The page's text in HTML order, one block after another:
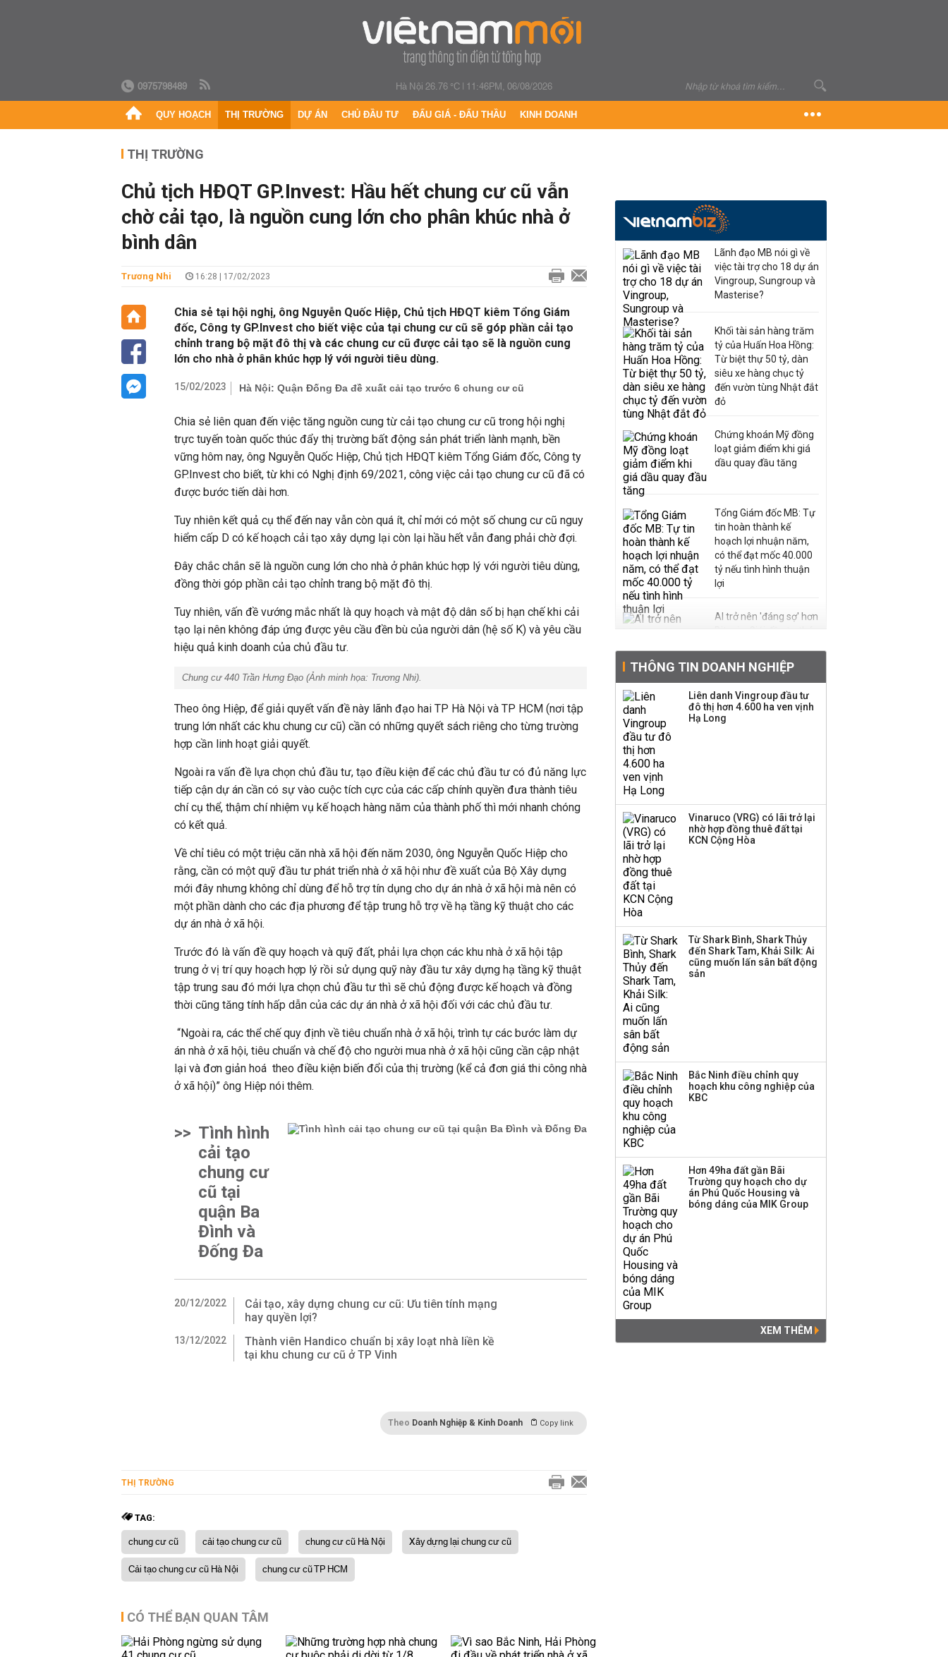
0975798489 Hà Nội 26.76 °C| 11:46PM, 06/08/2026
QUY HOẠCH THỊ TRƯỜNG DỰ ÁN CHỦ ĐẦU TƯ ĐẤU GIÁ - ĐẤU THẦU KINH DOANH
THỊ TRƯỜNG
Chủ tịch HĐQT GP.Invest: Hầu hết chung cư cũ vẫn
chờ cải tạo, là nguồn cung lớn cho phân khúc nhà ở
bình dân
Trương Nhi 16:28 | 17/02/2023
Chia sẻ tại hội nghị, ông Nguyễn Quốc Hiệp, Chủ tịch HĐQT kiêm Tổng Giám
đốc, Công ty GP.Invest cho biết việc của tại chung cư cũ sẽ góp phần cải tạo
chỉnh trang bộ mặt đô thị và các chung cư cũ được cải tạo sẽ là nguồn cung
lớn cho nhà ở phân khúc hợp lý với người tiêu dùng.
15/02/2023 Hà Nội: Quận Đống Đa đề xuất cải tạo trước 6 chung cư cũ
Chia sẻ liên quan đến việc tăng nguồn cung từ cải tạo chung cư cũ trong hội nghị
trực tuyến toàn quốc thúc đẩy thị trường bất động sản phát triển lành mạnh, bền
vững hôm nay, ông Nguyễn Quốc Hiệp, Chủ tịch HĐQT kiêm Tổng Giám đốc, Công ty
GP.Invest cho biết, từ khi có Nghị định 69/2021, công việc cải tạo chung cư cũ đã có
được bước tiến dài hơn.
Tuy nhiên kết quả cụ thể đến nay vẫn còn quá ít, chỉ mới có một số chung cư cũ nguy
hiểm cấp D có kế hoạch cải tạo xây dựng lại còn lại hầu hết vẫn đang phải chờ đợi.
Đây chắc chắn sẽ là nguồn cung lớn cho nhà ở phân khúc hợp lý với người tiêu dùng,
đồng thời góp phần cải tạo chỉnh trang bộ mặt đô thị.
Tuy nhiên, vấn đề vướng mắc nhất là quy hoạch và mật độ dân số bị hạn chế khi cải
tạo lại nên không đáp ứng được yêu cầu đền bù của người dân (hệ số K) và yêu cầu
hiệu quả kinh doanh của chủ đầu tư.
Chung cư 440 Trần Hưng Đạo (Ảnh minh họa: Trương Nhi).
Theo ông Hiệp, để giải quyết vấn đề này lãnh đạo hai TP Hà Nội và TP HCM (nơi tập
trung lớn nhất các khu chung cư cũ) cần có những quyết sách riêng cho từng trường
hợp cần linh hoạt giải quyết.
Ngoài ra vấn đề lựa chọn chủ đầu tư, tạo điều kiện để các chủ đầu tư có đủ năng lực
tiếp cận dự án cần có sự vào cuộc tích cực của các cấp chính quyền đưa thành tiêu
chí cụ thể, thậm chí nhiệm vụ kế hoạch hàng năm của thành phố thì mới nhanh chóng
có kết quả.
Về chỉ tiêu có một triệu căn nhà xã hội đến năm 2030, ông Nguyễn Quốc Hiệp cho
rằng, cần có một quỹ đầu tư phát triển nhà ở xã hội như đề xuất của Bộ Xây dựng
mới đây nhưng không chỉ dùng để hỗ trợ tín dụng cho dự án nhà ở xã hội mà nên có
một phần dành cho các địa phương để tập trung hỗ trợ về hạ tầng kỹ thuật cho các
dự án nhà ở xã hội.
Trước đó là vấn đề quy hoạch và quỹ đất, phải lựa chọn các khu nhà ở xã hội tập
trung ở vị trí quy hoạch hợp lý rồi sử dụng quỹ này đầu tư xây dựng hạ tầng kỹ thuật
tập trung sau đó mới lựa chọn chủ đầu tư thì sẽ chủ động được kế hoạch và đồng
thời cũng tăng tính hấp dẫn của các dự án nhà ở xã hội đối với các chủ đầu tư.
“Ngoài ra, các thể chế quy định về tiêu chuẩn nhà ở xã hội, trình tự các bước làm dự
án nhà ở xã hội, tiêu chuẩn và chế độ cho người mua nhà ở xã hội cũng cần cập nhật
lại và đơn giản hoá theo điều kiện biến đổi của thị trường (kể cả đơn giá thi công nhà
ở xã hội)” ông Hiệp nói thêm.
>> Tình hình
cải tạo
chung cư
cũ tại
quận Ba
Đình và
Đống Đa
20/12/2022
Cải tạo, xây dựng chung cư cũ: Ưu tiên tính mạng
hay quyền lợi?
13/12/2022
Thành viên Handico chuẩn bị xây loạt nhà liền kề
tại khu chung cư cũ ở TP Vinh
Theo Doanh Nghiệp & Kinh Doanh Copy link
THỊ TRƯỜNG
TAG:
chung cư cũ cải tạo chung cư cũ chung cư cũ Hà Nội
Xây dựng lại chung cư cũ
Cải tạo chung cư cũ Hà Nội
chung cư cũ TP HCM
CÓ THỂ BẠN QUAN TÂM
Lãnh đạo MB nói gì về
việc tài trợ cho 18 dự án
Vingroup, Sungroup và
Masterise?
Khối tài sản hàng trăm
tỷ của Huấn Hoa Hồng:
Từ biệt thự 50 tỷ, dàn
siêu xe hàng chục tỷ
đến vườn tùng Nhật đắt
đỏ
Chứng khoán Mỹ đồng
loạt giảm điểm khi giá
dầu quay đầu tăng
Tổng Giám đốc MB: Tự
tin hoàn thành kế
hoạch lợi nhuận năm,
có thể đạt mốc 40.000
tỷ nếu tình hình thuận
lợi
AI trở nên 'đáng sợ' hơn
Bitcoin: Giới đầu tư tháo
hơi 40%, 150 tỷ USD bị
rút không thương tiếc
Con gái tỷ phú Phạm
Nhật Vượng lần đầu
chứng khoán trong
tháng 7 biến động
Thị trường thường
‘phất lên’ trong tháng 8,
THÔNG TIN DOANH NGHIỆP
Liên danh Vingroup đầu tư
đô thị hơn 4.600 ha ven vịnh
Hạ Long
Vinaruco (VRG) có lãi trở lại
nhờ hợp đồng thuê đất tại
KCN Cộng Hòa
Từ Shark Bình, Shark Thủy
đến Shark Tam, Khải Silk: Ai
cũng muốn lấn sân bất động
sản
Bắc Ninh điều chỉnh quy
hoạch khu công nghiệp của
KBC
Hơn 49ha đất gần Bãi
Trường quy hoạch cho dự
án Phú Quốc Housing và
bóng dáng của MIK Group
XEM THÊM